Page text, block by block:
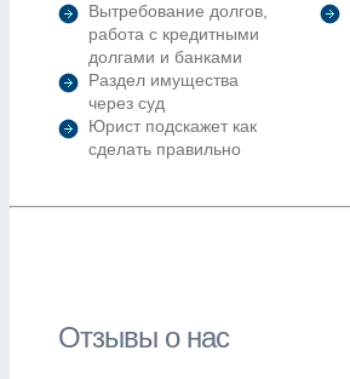
Вытребование долгов,
работа с кредитными
долгами и банками
Раздел имущества
через суд
Юрист подскажет как
сделать правильно
Отзывы о нас